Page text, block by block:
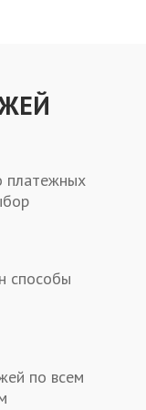
платежных
способы
по всем